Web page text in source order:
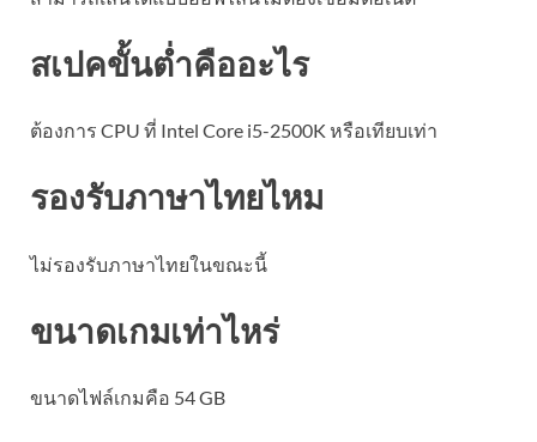
สเปคขั้นต่ำคืออะไร
ต้องการ CPU ที่ Intel Core i5-2500K หรือเทียบเท่า
รองรับภาษาไทยไหม
ไม่รองรับภาษาไทยในขณะนี้
ขนาดเกมเท่าไหร่
ขนาดไฟล์เกมคือ 54 GB